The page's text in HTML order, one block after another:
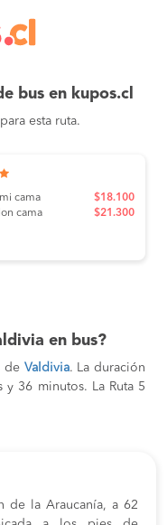
bus en kupos.cl
esta ruta.
cama
cama
$18.100
$21.300
en bus?
de Valdivia. La duración
36 minutos. La Ruta 5
de la Araucanía, a 62